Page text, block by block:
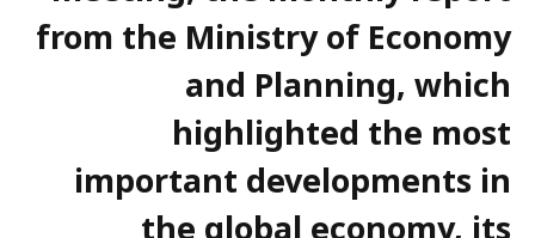
from the Ministry of Economy
and Planning, which
highlighted the most
important developments in